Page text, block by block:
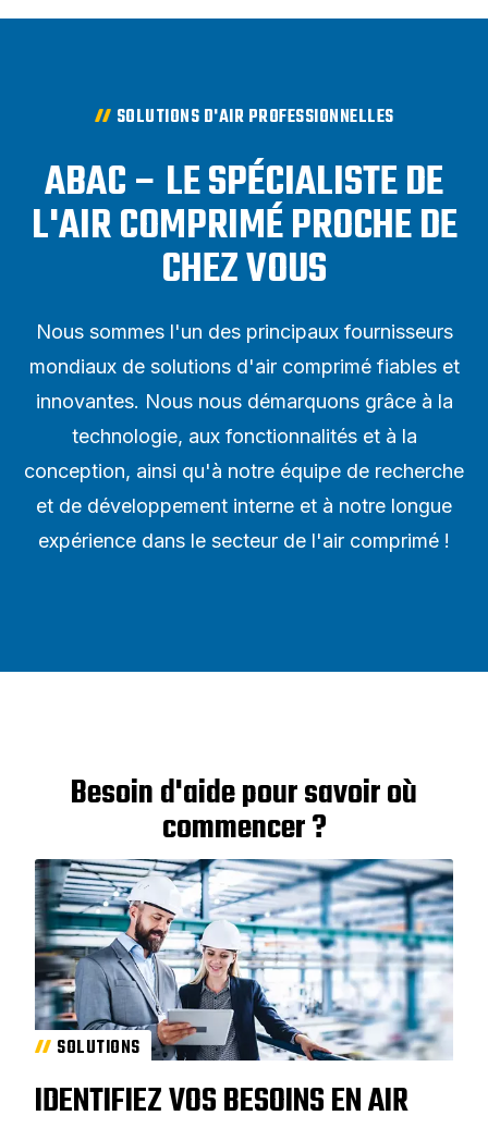
SOLUTIONS D'AIR PROFESSIONNELLES
ABAC – LE SPÉCIALISTE DE
L'AIR COMPRIMÉ PROCHE DE
CHEZ VOUS
Nous sommes l'un des principaux fournisseurs
mondiaux de solutions d'air comprimé fiables et
innovantes. Nous nous démarquons grâce à la
technologie, aux fonctionnalités et à la
conception, ainsi qu'à notre équipe de recherche
et de développement interne et à notre longue
expérience dans le secteur de l'air comprimé !
Besoin d'aide pour savoir où
commencer ?
SOLUTIONS
IDENTIFIEZ VOS BESOINS EN AIR